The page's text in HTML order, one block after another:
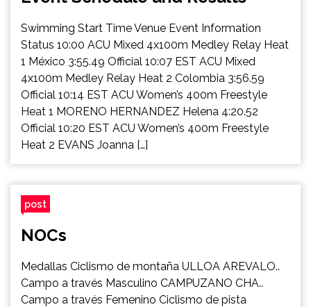
Swimming Start Time Venue Event Information
Status 10:00 ACU Mixed 4x100m Medley Relay Heat
1 México 3:55.49 Official 10:07 EST ACU Mixed
4x100m Medley Relay Heat 2 Colombia 3:56.59
Official 10:14 EST ACU Women’s 400m Freestyle
Heat 1 MORENO HERNANDEZ Helena 4:20.52
Official 10:20 EST ACU Women’s 400m Freestyle
Heat 2 EVANS Joanna […]
post
NOCs
Medallas Ciclismo de montaña ULLOA AREVALO..
Campo a través Masculino CAMPUZANO CHA..
Campo a través Femenino Ciclismo de pista